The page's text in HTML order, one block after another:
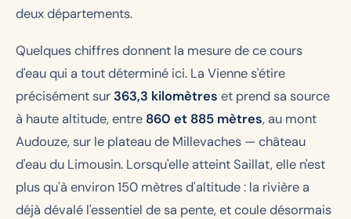
deux départements.
Quelques chiffres donnent la mesure de ce cours
d'eau qui a tout déterminé ici. La Vienne s'étire
précisément sur 363,3 kilomètres et prend sa source
à haute altitude, entre 860 et 885 mètres, au mont
Audouze, sur le plateau de Millevaches — château
d'eau du Limousin. Lorsqu'elle atteint Saillat, elle n'est
plus qu'à environ 150 mètres d'altitude : la rivière a
déjà dévalé l'essentiel de sa pente, et coule désormais